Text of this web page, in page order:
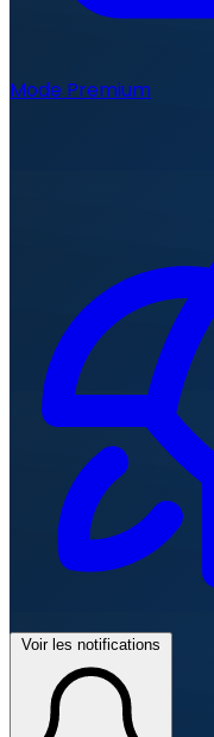
Mode Premium
Voir les notifications